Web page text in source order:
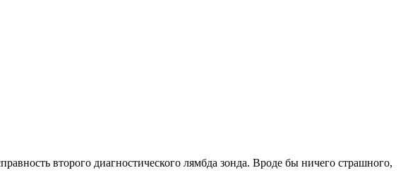
второго диагностического лямбда зонда. Вроде бы ничего страшного,